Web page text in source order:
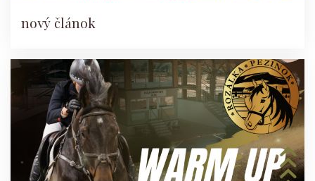
nový článok